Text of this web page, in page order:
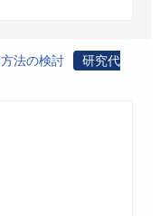
法の検討
研究代